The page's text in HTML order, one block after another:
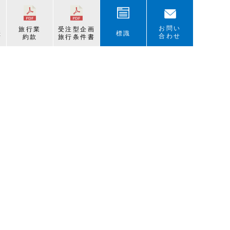
旅行業
約款
受注型企画
旅行条件書
標識
お問い
合わせ